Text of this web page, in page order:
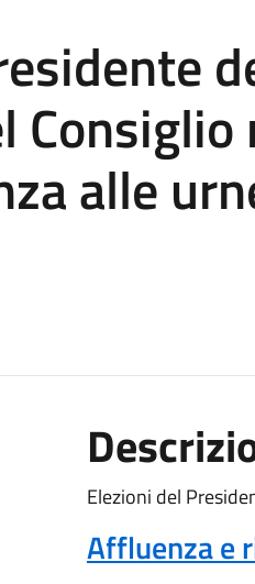
alle
Elezioni del
Affluenza e